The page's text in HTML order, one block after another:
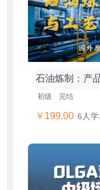
石油炼制：产
初级 完结
￥199.00 6人学